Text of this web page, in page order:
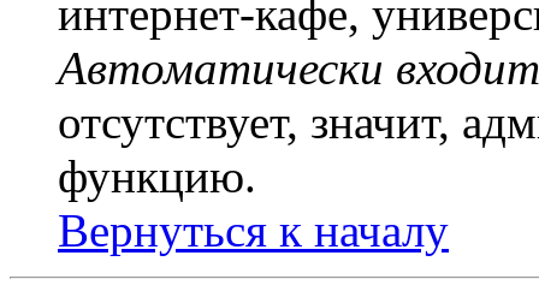
интернет-кафе,
Автоматически
отсутствует, значит,
функцию.
Вернуться к началу